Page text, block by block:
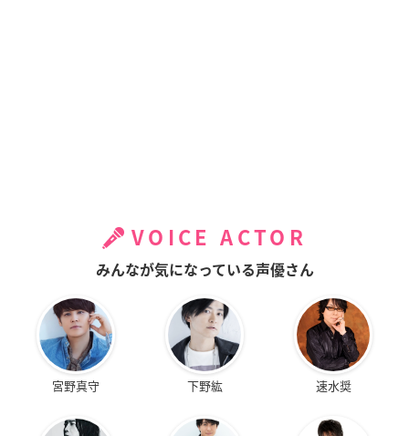
VOICE ACTOR
みんなが気になっている声優さん
宮野真守 下野紘 速水奨